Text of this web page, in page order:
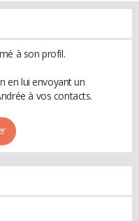
à son profil.
en lui envoyant un
à vos contacts.